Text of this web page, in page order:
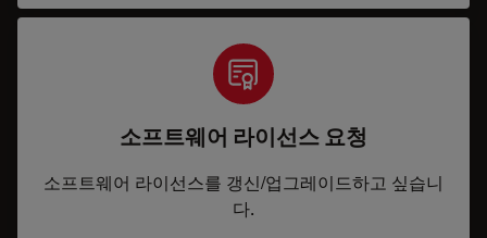
소프트웨어 라이선스 요청
소프트웨어 라이선스를 갱신/업그레이드하고 싶습니
다.